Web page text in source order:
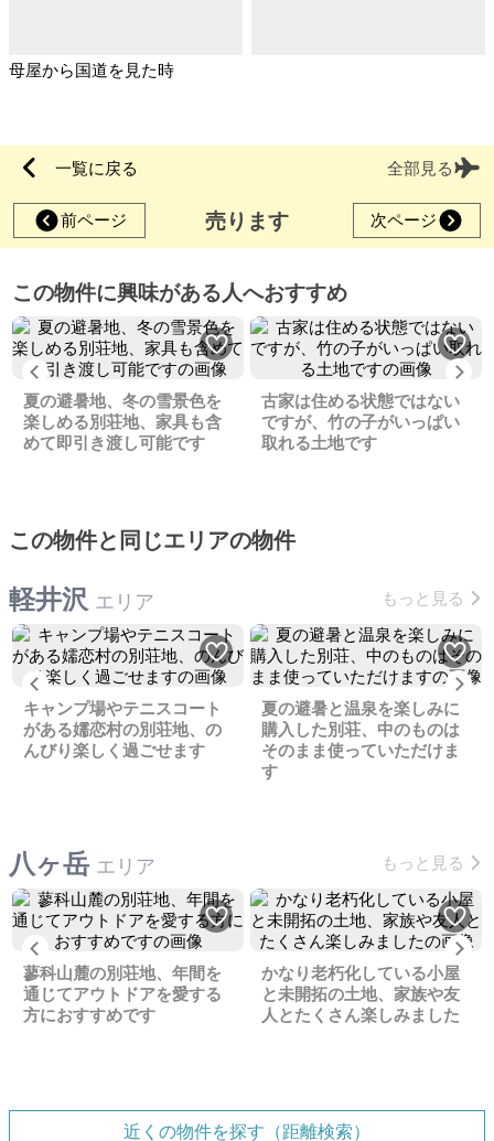
母屋から国道を見た時
一覧に戻る 全部見る
前ページ 売ります 次ページ
この物件に興味がある人へおすすめ
Previous
夏の避暑地、冬の雪景色を
楽しめる別荘地、家具も含
めて即引き渡し可能です
古家は住める状態ではない
ですが、竹の子がいっぱい
取れる土地です
この物件と同じエリアの物件
軽井沢 エリア もっと見る
Previous
キャンプ場やテニスコート
がある嬬恋村の別荘地、の
んびり楽しく過ごせます
夏の避暑と温泉を楽しみに
購入した別荘、中のものは
そのまま使っていただけま
す
八ヶ岳 エリア もっと見る
Previous
蓼科山麓の別荘地、年間を
通じてアウトドアを愛する
方におすすめです
かなり老朽化している小屋
と未開拓の土地、家族や友
人とたくさん楽しみました
近くの物件を探す（距離検索）